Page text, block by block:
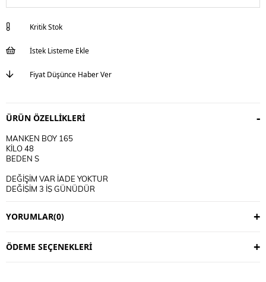
Kritik Stok
İstek Listeme Ekle
Fiyat Düşünce Haber Ver
ÜRÜN ÖZELLIKLERI
MANKEN BOY 165
KİLO 48
BEDEN S
DEĞİŞİM VAR İADE YOKTUR
DEĞİŞİM 3 İŞ GÜNÜDÜR
KULLANIM TALİMATI
CİFT RENKLİ ÜRÜNLERDE YIKAMA MENDİLİ KULLANINIZ
YORUMLAR(0)
ÖDEME SEÇENEKLERI